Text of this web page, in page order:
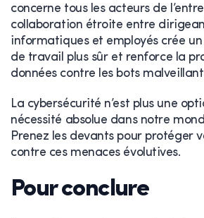
concerne tous les acteurs de
collaboration étroite entre
informatiques et employés crée
de travail plus sûr et renforce la
données contre les bots
La cybersécurité n’est plus une
nécessité absolue dans notre
Prenez les devants pour protéger
contre ces menaces évolutives.
Pour conclure